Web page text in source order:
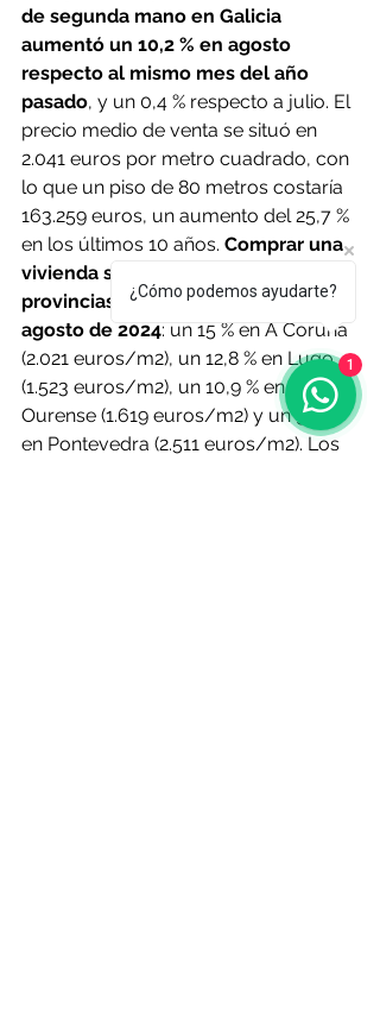
de segunda mano en Galicia
aumentó un 10,2 % en agosto
respecto al mismo mes del año
pasado, y un 0,4 % respecto a julio. El
precio medio de venta se situó en
2.041 euros por metro cuadrado, con
lo que un piso de 80 metros costaría
163.259 euros, un aumento del 25,7 %
en los últimos 10 años. Comprar una
vivienda se encareció en las cuatro
provincias gallegas respecto a
agosto de 2024: un 15 % en A Coruña
(2.021 euros/m2), un 12,8 % en Lugo
(1.523 euros/m2), un 10,9 % en
Ourense (1.619 euros/m2) y un 9,7 %
en Pontevedra (2.511 euros/m2). Los
¿Cómo podemos ayudarte?
1